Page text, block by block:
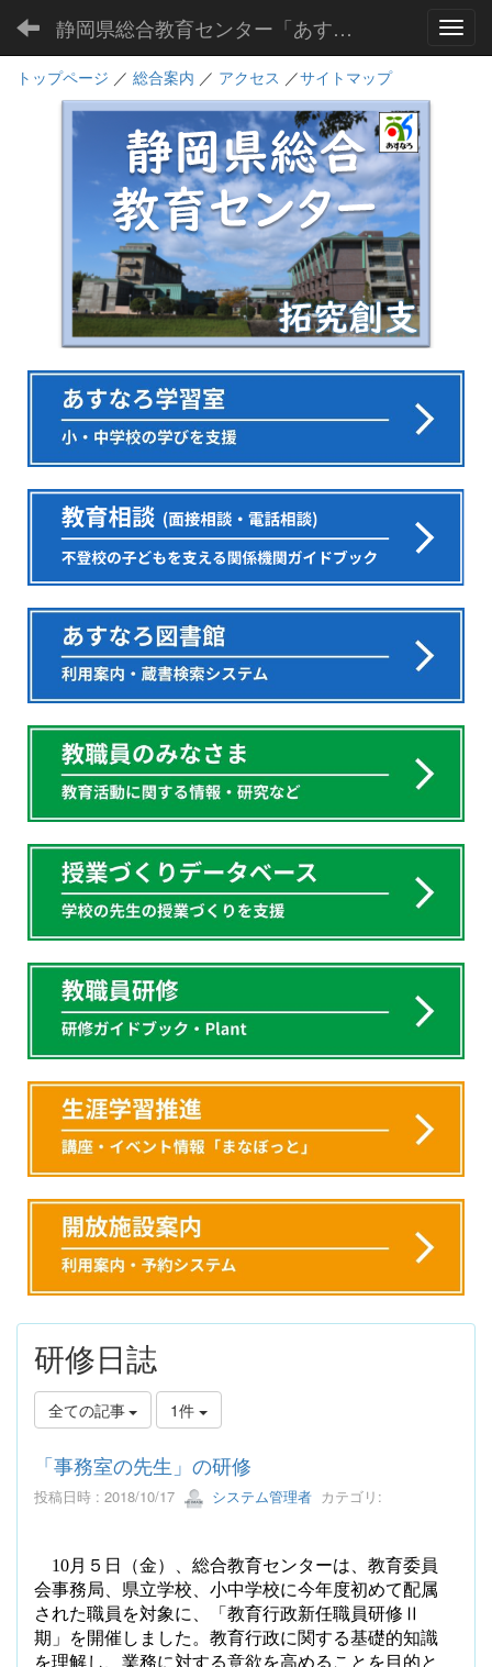
静岡県総合教育センター「あすなろ」
トップページ ／ 総合案内 ／ アクセス ／サイトマップ
研修日誌
全ての記事 1件
「事務室の先生」の研修
投稿日時 : 2018/10/17 システム管理者 カテゴリ:
10月５日（金）、総合教育センターは、教育委員
会事務局、県立学校、小中学校に今年度初めて配属
された職員を対象に、「教育行政新任職員研修Ⅱ
期」を開催しました。教育行政に関する基礎的知識
を理解し、業務に対する意欲を高めることを目的と